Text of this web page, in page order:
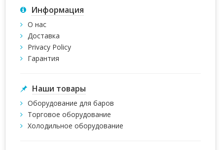
Информация
О нас
Доставка
Privacy Policy
Гарантия
Наши товары
Оборудование для баров
Торговое оборудование
Холодильное оборудование